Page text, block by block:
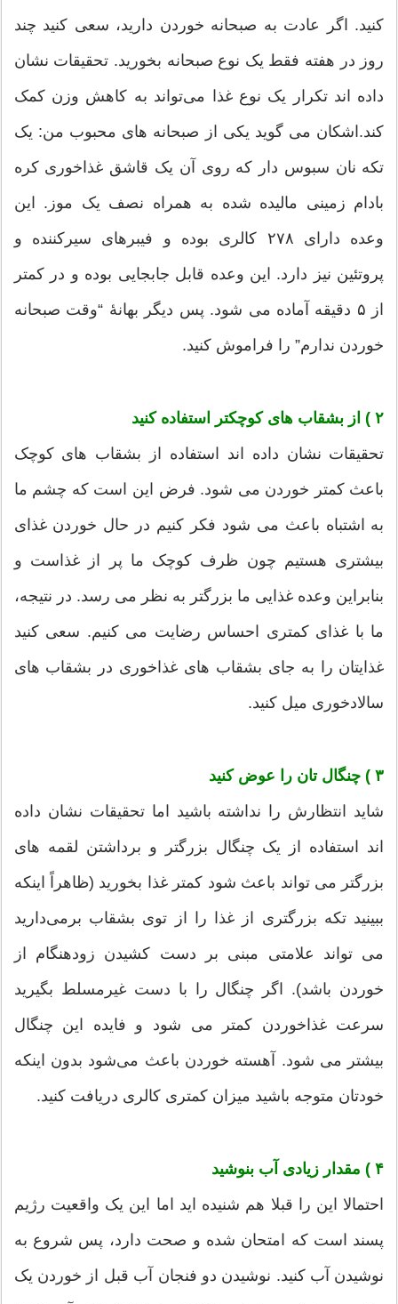
کنید. اگر عادت به صبحانه خوردن دارید، سعی کنید چند
روز در هفته فقط یک نوع صبحانه بخورید. تحقیقات نشان
داده اند تکرار یک نوع غذا می‌تواند به کاهش وزن کمک
کند.اشکان می گوید یکی از صبحانه های محبوب من: یک
تکه نان سبوس دار که روی آن یک قاشق غذاخوری کره
بادام زمینی مالیده شده به همراه نصف یک موز. این
وعده دارای ۲۷۸ کالری بوده و فیبرهای سیرکننده و
پروتئین نیز دارد. این وعده قابل جابجایی بوده و در کمتر
از ۵ دقیقه آماده می شود. پس دیگر بهانۀ “وقت صبحانه
خوردن ندارم” را فراموش کنید.
۲ ) از بشقاب های کوچکتر استفاده کنید
تحقیقات نشان داده اند استفاده از بشقاب های کوچک
باعث کمتر خوردن می شود. فرض این است که چشم ما
به اشتباه باعث می شود فکر کنیم در حال خوردن غذای
بیشتری هستیم چون ظرف کوچک ما پر از غذاست و
بنابراین وعده غذایی ما بزرگتر به نظر می رسد. در نتیجه،
ما با غذای کمتری احساس رضایت می کنیم. سعی کنید
غذایتان را به جای بشقاب های غذاخوری در بشقاب های
سالادخوری میل کنید.
۳ ) چنگال تان را عوض کنید
شاید انتظارش را نداشته باشید اما تحقیقات نشان داده
اند استفاده از یک چنگال بزرگتر و برداشتن لقمه های
بزرگتر می تواند باعث شود کمتر غذا بخورید (ظاهراً اینکه
ببینید تکه بزرگتری از غذا را از توی بشقاب برمی‌دارید
می تواند علامتی مبنی بر دست کشیدن زودهنگام از
خوردن باشد). اگر چنگال را با دست غیرمسلط بگیرید
سرعت غذاخوردن کمتر می شود و فایده این چنگال
بیشتر می شود. آهسته خوردن باعث می‌شود بدون اینکه
خودتان متوجه باشید میزان کمتری کالری دریافت کنید.
۴ ) مقدار زیادی آب بنوشید
احتمالا این را قبلا هم شنیده اید اما این یک واقعیت رژیم
پسند است که امتحان شده و صحت دارد، پس شروع به
نوشیدن آب کنید. نوشیدن دو فنجان آب قبل از خوردن یک